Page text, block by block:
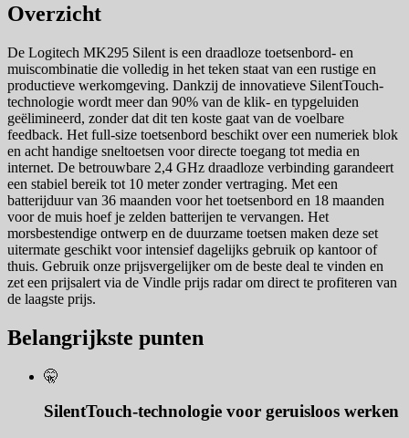
Overzicht
De Logitech MK295 Silent is een draadloze toetsenbord- en
muiscombinatie die volledig in het teken staat van een rustige en
productieve werkomgeving. Dankzij de innovatieve SilentTouch-
technologie wordt meer dan 90% van de klik- en typgeluiden
geëlimineerd, zonder dat dit ten koste gaat van de voelbare
feedback. Het full-size toetsenbord beschikt over een numeriek blok
en acht handige sneltoetsen voor directe toegang tot media en
internet. De betrouwbare 2,4 GHz draadloze verbinding garandeert
een stabiel bereik tot 10 meter zonder vertraging. Met een
batterijduur van 36 maanden voor het toetsenbord en 18 maanden
voor de muis hoef je zelden batterijen te vervangen. Het
morsbestendige ontwerp en de duurzame toetsen maken deze set
uitermate geschikt voor intensief dagelijks gebruik op kantoor of
thuis. Gebruik onze prijsvergelijker om de beste deal te vinden en
zet een prijsalert via de Vindle prijs radar om direct te profiteren van
de laagste prijs.
Belangrijkste punten
🤫
SilentTouch-technologie voor geruisloos werken